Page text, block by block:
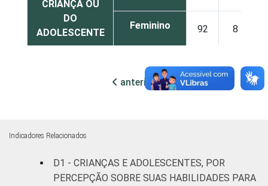
CRIANÇA OU
DO
ADOLESCENTE
Feminino 92 8
Fundamental
I
88
Médio ou
mais
91
anterior próxima
Indicadores Relacionados
D1 - CRIANÇAS E ADOLESCENTES, POR
PERCEPÇÃO SOBRE SUAS HABILIDADES PARA